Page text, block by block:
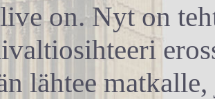
on. Nyt on
lähtee